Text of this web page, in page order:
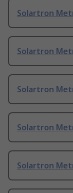
Solartron
Solartron
Solartron
Solartron
Solartron